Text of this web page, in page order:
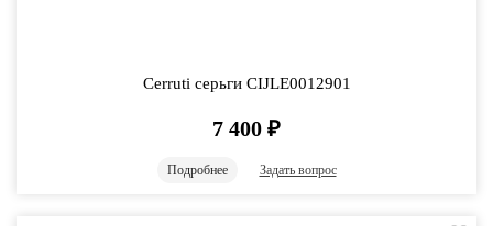
Cerruti серьги CIJLE0012901
7 400 ₽
Подробнее Задать вопрос